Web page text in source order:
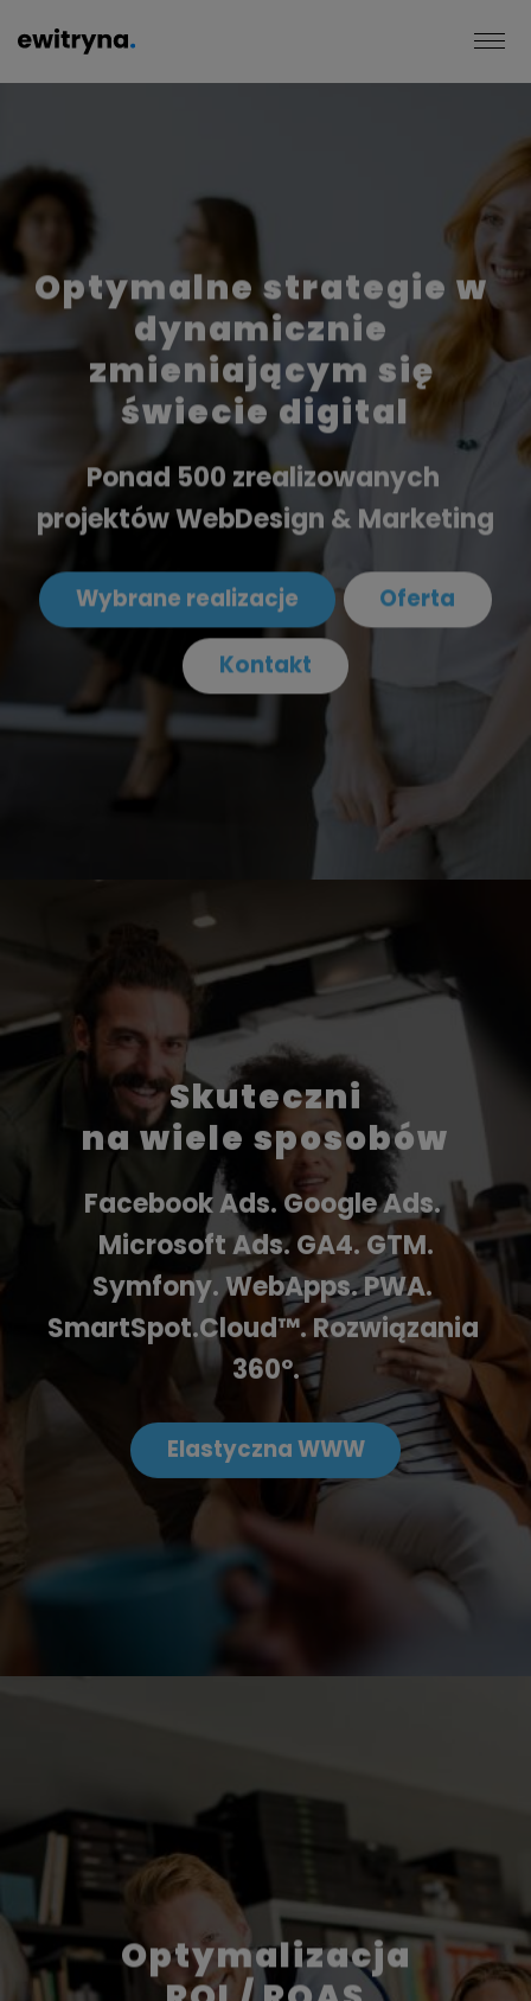
Optymalne strategie w
dynamicznie
zmieniającym się
świecie digital
Ponad 500 zrealizowanych
projektów WebDesign & Marketing
Wybrane realizacje Oferta
Kontakt
Skuteczni
na wiele sposobów
Facebook Ads. Google Ads.
Microsoft Ads. GA4. GTM.
Symfony. WebApps. PWA.
SmartSpot.Cloud™. Rozwiązania
360º.
Elastyczna WWW
Optymalizacja